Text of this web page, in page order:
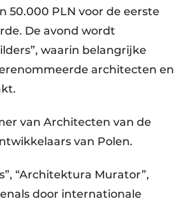
PLN voor de eerste
De avond wordt
waarin belangrijke
architecten en
van Architecten van de
van Polen.
“Architektura Murator”,
door internationale